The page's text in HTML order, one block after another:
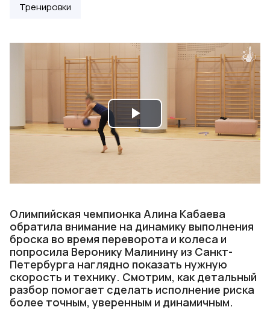
Тренировки
Play
Олимпийская чемпионка Алина Кабаева
обратила внимание на динамику выполнения
броска во время переворота и колеса и
попросила Веронику Малинину из Санкт-
Петербурга наглядно показать нужную
скорость и технику. Смотрим, как детальный
разбор помогает сделать исполнение риска
более точным, уверенным и динамичным.